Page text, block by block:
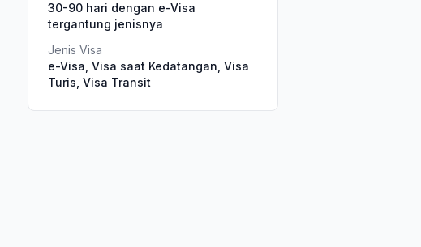
30-90 hari dengan e-Visa
tergantung jenisnya
Jenis Visa
e-Visa, Visa saat Kedatangan, Visa
Turis, Visa Transit